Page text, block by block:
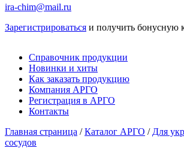
ira-chim@mail.ru
Зарегистрироваться и получить бонусную
Справочник продукции
Новинки и хиты
Как заказать продукцию
Компания АРГО
Регистрация в АРГО
Контакты
Главная страница /Каталог АРГО / Для
сосудов